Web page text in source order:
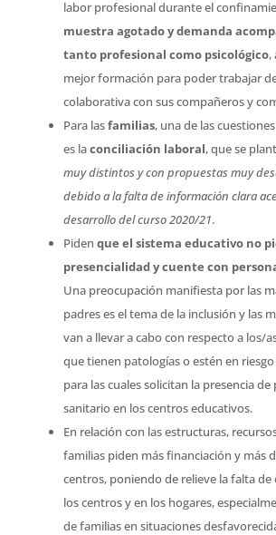
labor profesional durante el
muestra agotado y demanda
tanto profesional como psicológico,
mejor formación para poder trabajar
colaborativa con sus compañeros y
Para lasfamilias, una de las
es laconciliación laboral, que se
muy distintos y con propuestas muy
debido a la falta de información clara
desarrollo del curso 2020/21.
Piden que el sistema educativo no
presencialidad y cuente con
Una preocupación manifiesta por las
padres es el tema de la inclusión y las
van a llevar a cabo con respecto a los/
que tienen patologías o estén en
para las cuales solicitan la presencia de
sanitario en los centros educativos.
En relación con las estructuras,
familias piden más financiación y más
centros, poniendo de relieve la falta de
los centros y en los hogares,
de familias en situaciones